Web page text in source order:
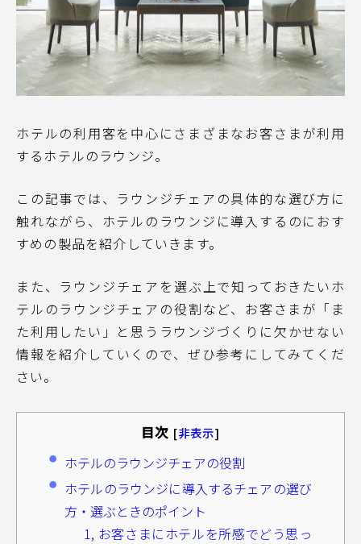
ホテルの利用客を中心にさまざまなお客さまが利用
するホテルのラウンジ。
この記事では、ラウンジチェアの具体的な選び方に
触れながら、ホテルのラウンジに導入するのにおす
すめの製品を紹介していきます。
また、ラウンジチェアを選ぶ上で知っておきたいホ
テルのラウンジチェアの役割など、お客さまが「ま
た利用したい」と思うラウンジづくりに欠かせない
情報を紹介していくので、ぜひ参考にしてみてくだ
さい。
目次 [非表示]
ホテルのラウンジチェアの役割
ホテルのラウンジに導入するチェアの選び
方・選ぶときのポイント
1, お客さまにホテルを所感でどう思っ